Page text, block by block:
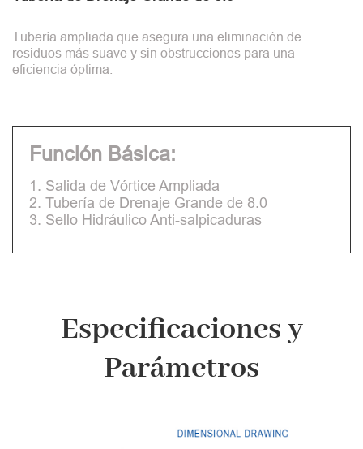
Tubería ampliada que asegura una eliminación de
residuos más suave y sin obstrucciones para una
eficiencia óptima.
Función Básica:
1. Salida de Vórtice Ampliada
2. Tubería de Drenaje Grande de 8.0
3. Sello Hidráulico Anti-salpicaduras
Especificaciones y
Parámetros